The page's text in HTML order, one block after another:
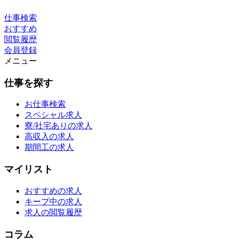
仕事検索
おすすめ
閲覧履歴
会員登録
メニュー
仕事を探す
お仕事検索
スペシャル求人
寮/社宅ありの求人
高収入の求人
期間工の求人
マイリスト
おすすめの求人
キープ中の求人
求人の閲覧履歴
コラム